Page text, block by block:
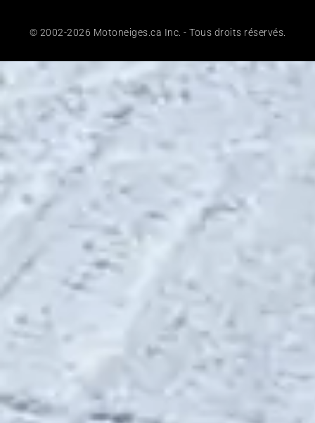
© 2002-2026 Motoneiges.ca Inc. - Tous droits réservés.